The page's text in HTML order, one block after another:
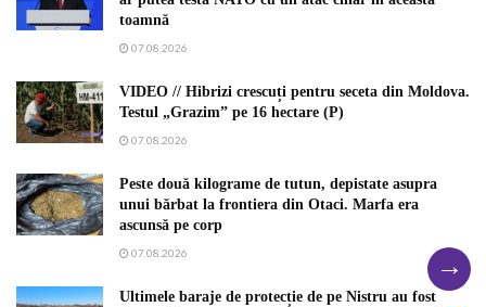
toamnă
07.08.2026
VIDEO // Hibrizi crescuți pentru seceta din Moldova.
Testul „Grazim” pe 16 hectare (P)
07.08.2026
Peste două kilograme de tutun, depistate asupra
unui bărbat la frontiera din Otaci. Marfa era
ascunsă pe corp
07.08.2026
Ultimele baraje de protecție de pe Nistru au fost
→